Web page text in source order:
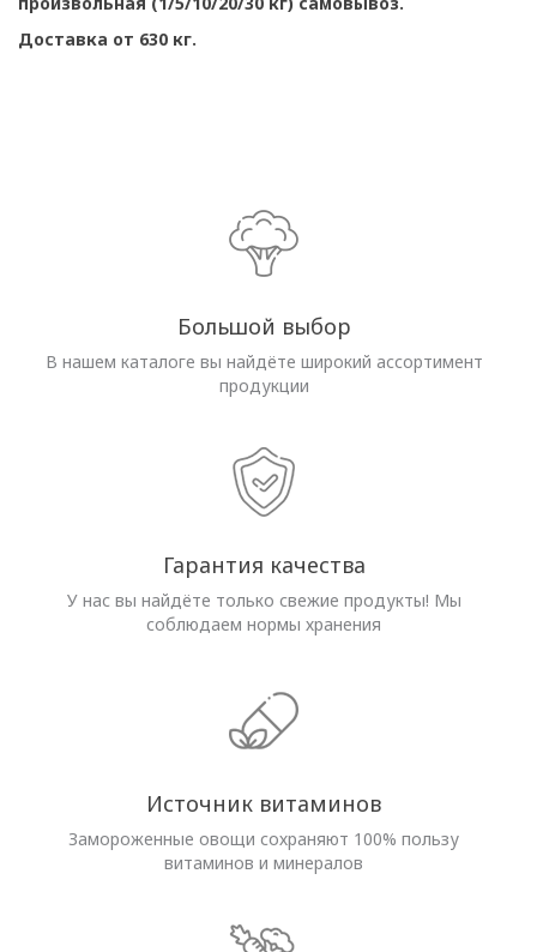
Доставка от 630 кг.
Большой выбор
В нашем каталоге вы найдёте широкий ассортимент
продукции
Гарантия качества
У нас вы найдёте только свежие продукты! Мы
соблюдаем нормы хранения
Источник витаминов
Замороженные овощи сохраняют 100% пользу
витаминов и минералов